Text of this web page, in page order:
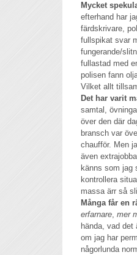
Mycket
efterhand har
färdskrivare,
fullspikat svar
fungerande/
fullastad med
polisen fann
Vilket allt
Det har varit
samtal,
över den där
bransch var
chaufför. Men
även
känns som jag
kontrollera
massa ärr så
Många får en
erfarnare, mer
hända, vad
om jag har
någorlunda